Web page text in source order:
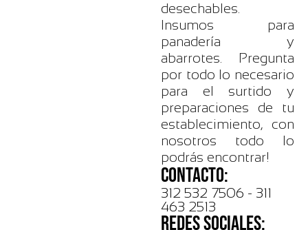
desechables.
Insumos para
panadería y
abarrotes. Pregunta
por todo lo necesario
para el surtido y
preparaciones de tu
establecimiento, con
nosotros todo lo
podrás encontrar!
CONTACTO:
312 532 7506 - 311
463 2513
REDES SOCIALES: